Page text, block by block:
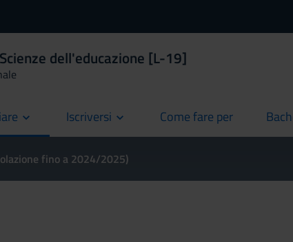
dell'educazione [L-19]
Iscriversi Come fare per
current
fino a 2024/2025)